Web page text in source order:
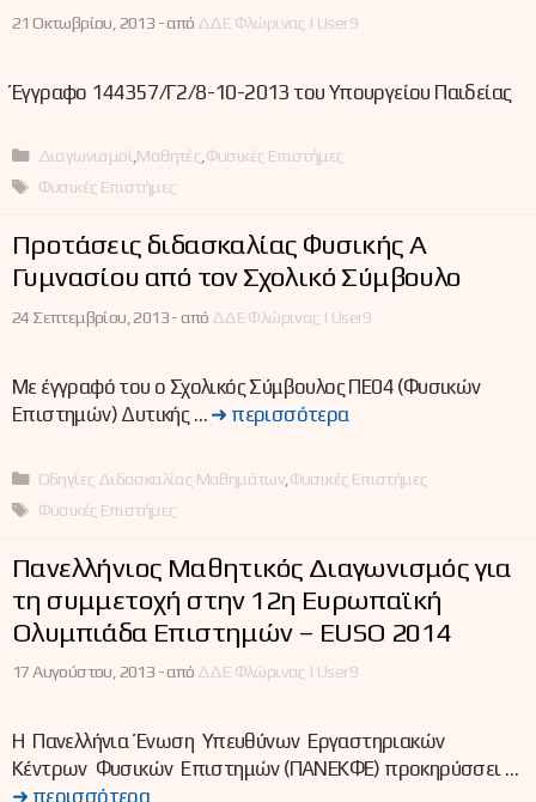
21 Οκτωβρίου, 2013 -από ΔΔΕ Φλώρινας | User9
Έγγραφο 144357/Γ2/8-10-2013 του Υπουργείου Παιδείας
Κατηγορίες
Διαγωνισμοί Μαθητές Φυσικές Επιστήμες
Ετικέτες
Φυσικές Επιστήμες
Προτάσεις διδασκαλίας Φυσικής Α
Γυμνασίου από τον Σχολικό Σύμβουλο
24 Σεπτεμβρίου, 2013 -από ΔΔΕ Φλώρινας | User9
Με έγγραφό του ο Σχολικός Σύμβουλος ΠΕ04 (Φυσικών
Επιστημών) Δυτικής … ➜ περισσότερα
Κατηγορίες
Οδηγίες Διδασκαλίας Μαθημάτων Φυσικές Επιστήμες
Ετικέτες
Φυσικές Επιστήμες
Πανελλήνιος Μαθητικός Διαγωνισμός για
τη συμμετοχή στην 12η Ευρωπαϊκή
Ολυμπιάδα Επιστημών – EUSO 2014
17 Αυγούστου, 2013 -από ΔΔΕ Φλώρινας | User9
Η Πανελλήνια Ένωση Υπευθύνων Εργαστηριακών
Κέντρων Φυσικών Επιστημών (ΠΑΝΕΚΦΕ) προκηρύσσει …
➜ περισσότερα